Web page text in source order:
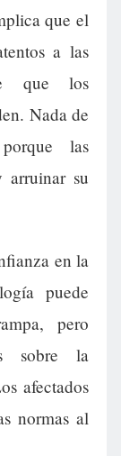
que el
a las
que los
Nada de
las
arruinar su
en la
puede
pero
sobre la
afectados
normas al